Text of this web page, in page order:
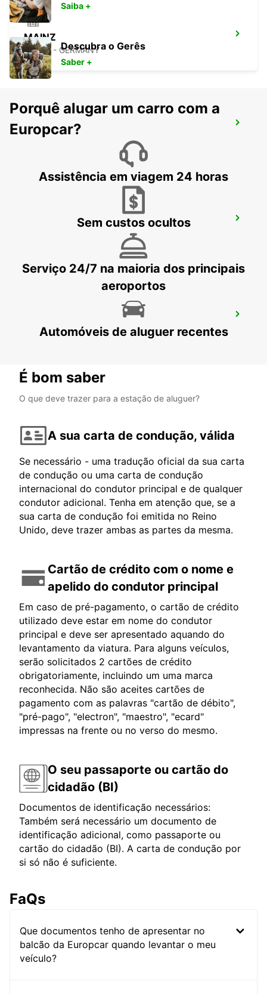
MAINZ
MAINZ - GERMANY
BAD HOMBURG
BAD HOMBURG - GERMANY
DILLENBURG NOVO A PARTIR DE
DILLENBURG FROHNHAUSEN - GERMANY
FRANKFURT BOCKENHEIM
FRANKFURT AM MAIN - GERMANY
Saiba +
Descubra o Gerês
Saber +
Porquê alugar um carro com a
Europcar?
Assistência em viagem 24 horas
Sem custos ocultos
Serviço 24/7 na maioria dos principais
aeroportos
Automóveis de aluguer recentes
É bom saber
O que deve trazer para a estação de aluguer?
A sua carta de condução, válida
Se necessário - uma tradução oficial da sua carta
de condução ou uma carta de condução
internacional do condutor principal e de qualquer
condutor adicional. Tenha em atenção que, se a
sua carta de condução foi emitida no Reino
Unido, deve trazer ambas as partes da mesma.
Cartão de crédito com o nome e
apelido do condutor principal
Em caso de pré-pagamento, o cartão de crédito
utilizado deve estar em nome do condutor
principal e deve ser apresentado aquando do
levantamento da viatura. Para alguns veículos,
serão solicitados 2 cartões de crédito
obrigatoriamente, incluindo um uma marca
reconhecida. Não são aceites cartões de
pagamento com as palavras "cartão de débito",
"pré-pago", "electron", "maestro", "ecard"
impressas na frente ou no verso do mesmo.
O seu passaporte ou cartão do
cidadão (BI)
Documentos de identificação necessários:
Também será necessário um documento de
identificação adicional, como passaporte ou
cartão do cidadão (BI). A carta de condução por
si só não é suficiente.
FaQs
Que documentos tenho de apresentar no
balcão da Europcar quando levantar o meu
veículo?